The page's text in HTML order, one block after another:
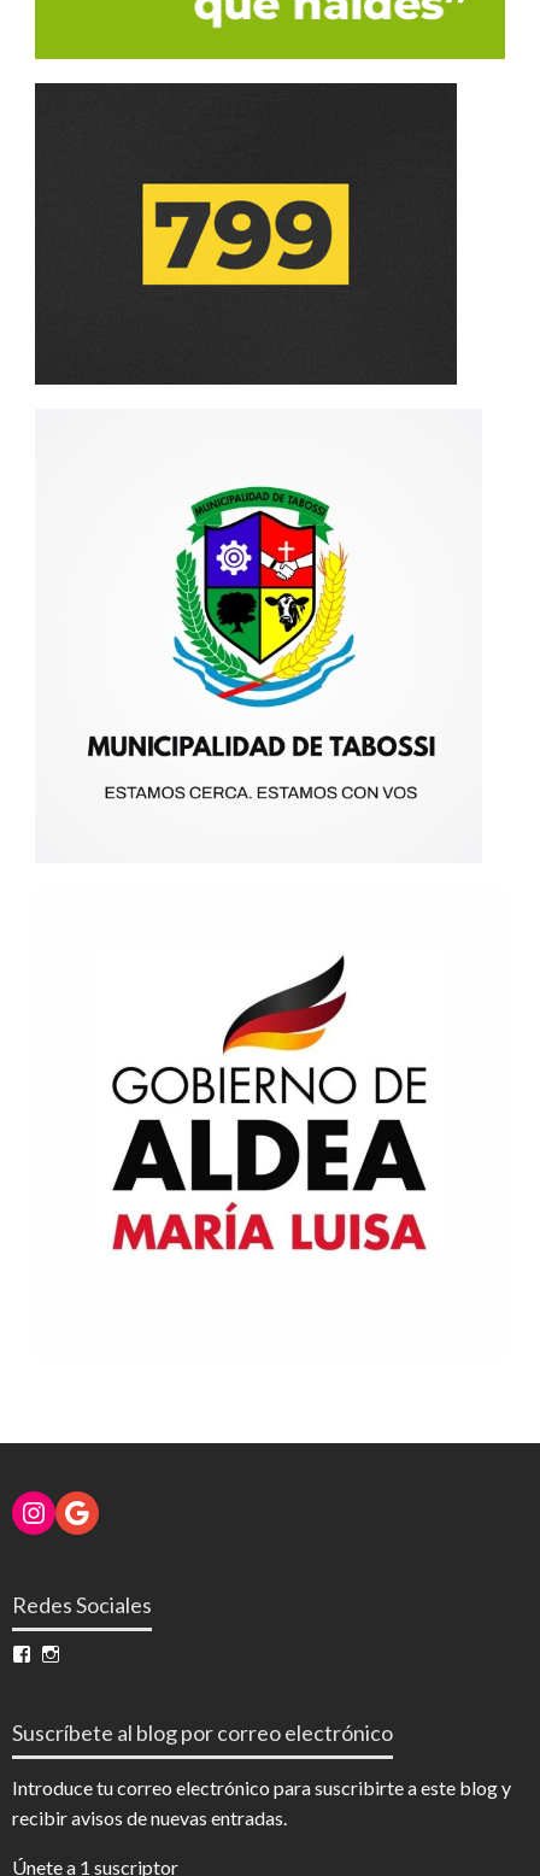
Instagram
Google
Redes Sociales
Ver
en en
Suscríbete al blog por correo electrónico
Introduce tu correo electrónico para suscribirte a este blog y
recibir avisos de nuevas entradas.
Únete a 1 suscriptor